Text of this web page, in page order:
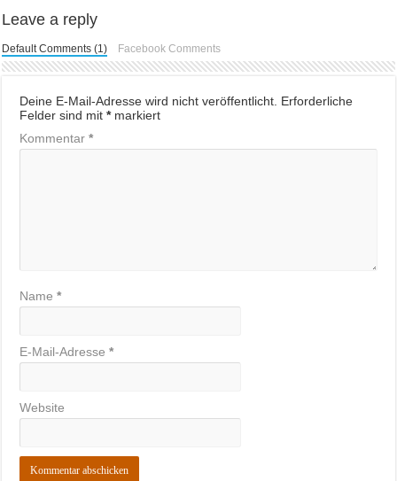
Leave a reply
Default Comments (1) Facebook Comments
Deine E-Mail-Adresse wird nicht veröffentlicht. Erforderliche
Felder sind mit*markiert
Kommentar*
Name*
E-Mail-Adresse*
Website